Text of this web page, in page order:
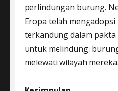
perlindungan burung.
Eropa telah
terkandung dalam pakta
untuk melindungi
melewati wilayah mereka.